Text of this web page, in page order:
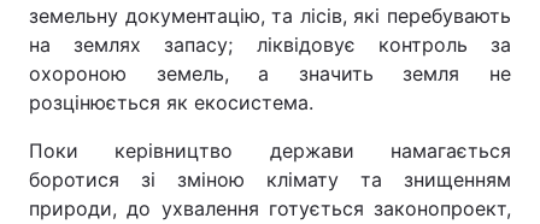
Головна Війна
Економіка Світ
земельну документацію, та лісів, які перебувають
на землях запасу; ліквідовує контроль за
охороною земель, а значить земля не
розцінюється як екосистема.
Поки керівництво держави намагається
боротися зі зміною клімату та знищенням
природи, до ухвалення готується законопроект,